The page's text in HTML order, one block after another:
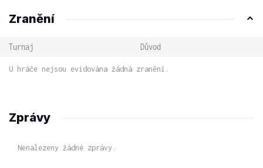
Zranění
Turnaj Důvod
U hráče nejsou evidována žádná zranění.
Zprávy
Nenalezeny žádné zprávy.